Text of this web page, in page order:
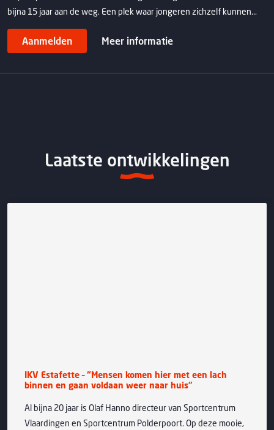
bijna 15 jaar aan de weg. Een plek waar jongeren zichzelf kunnen...
Aanmelden Meer informatie
Laatste ontwikkelingen
IKV Estafette – “Mensen komen hier met een lach
binnen en gaan voldaan weer naar huis”
Al bijna 20 jaar is Olaf Hanno directeur van Sportcentrum
Vlaardingen en Sportcentrum Polderpoort. Op deze mooie,